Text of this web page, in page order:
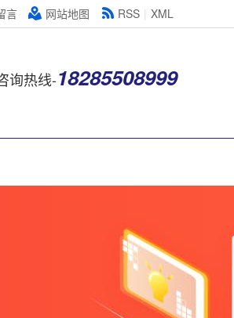
言 网站地图 RSS XML
询热线-18285508999